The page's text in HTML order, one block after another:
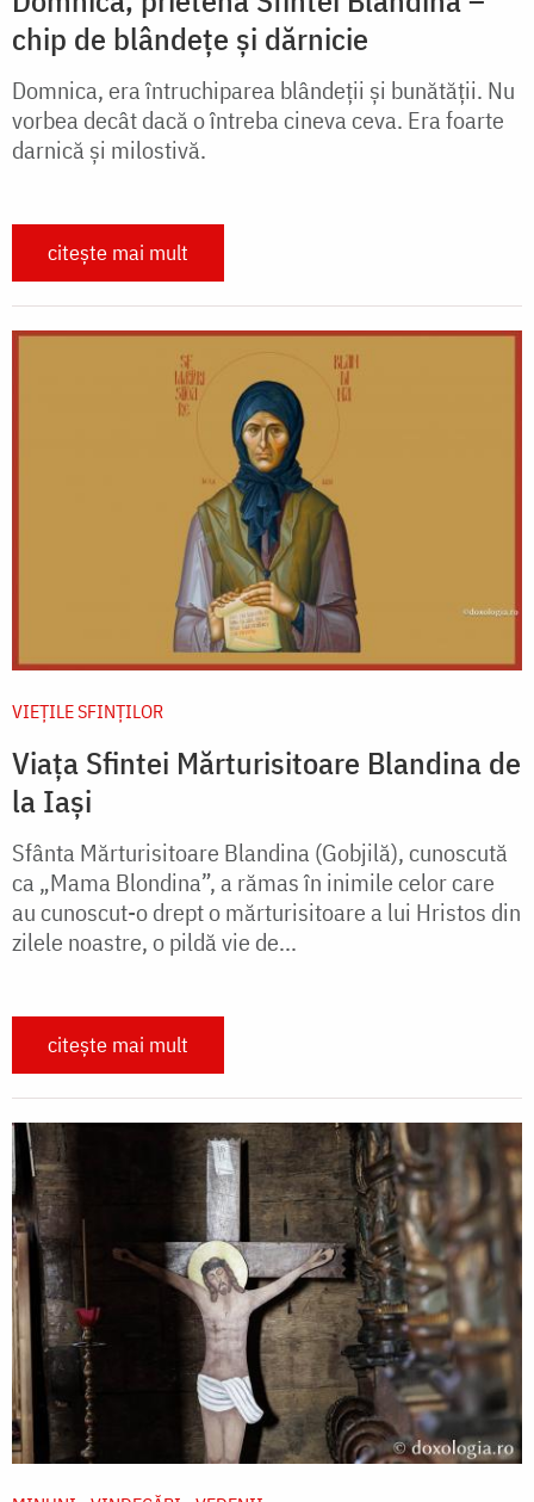
chip de blândețe și dărnicie
Domnica, era întruchiparea blândeţii şi bunătăţii. Nu
vorbea decât dacă o întreba cineva ceva. Era foarte
darnică şi milostivă.
citește mai mult
VIEŢILE SFINŢILOR
Viața Sfintei Mărturisitoare Blandina de
la Iași
Sfânta Mărturisitoare Blandina (Gobjilă), cunoscută
ca „Mama Blondina”, a rămas în inimile celor care
au cunoscut-o drept o mărturisitoare a lui Hristos din
zilele noastre, o pildă vie de...
citește mai mult